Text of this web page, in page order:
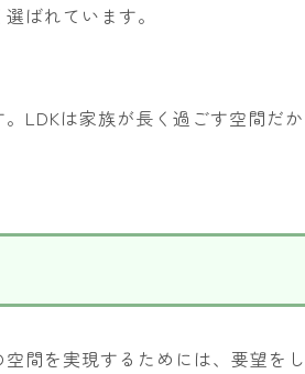
ばれています。
LDKは家族が長く過ごす空間だか
間を実現するためには、要望をし